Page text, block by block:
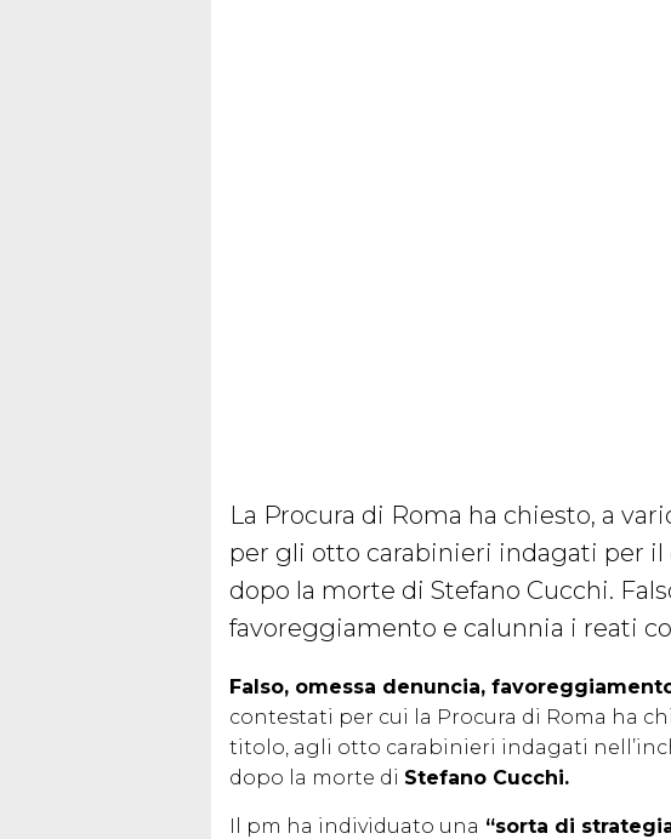
La Procura di Roma ha chiesto, a
per gli otto carabinieri indagati per
dopo la morte di Stefano Cucchi.
favoreggiamento e calunnia i reati
Falso, omessa denuncia,
contestati per cui la Procura di Roma ha
titolo, agli otto carabinieri indagati
dopo la morte di Stefano Cucchi.
Il pm ha individuato una “sorta di